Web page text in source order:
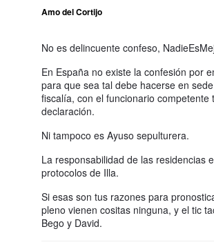
Amo del Cortijo
No es delincuente confeso,
En España no existe la confesión por
para que sea tal debe hacerse en
fiscalía, con el funcionario competente
declaración.
Ni tampoco es Ayuso sepulturera.
La responsabilidad de las residencias
protocolos de Illa.
Si esas son tus razones para
pleno vienen cositas ninguna, y el tic
Bego y David.